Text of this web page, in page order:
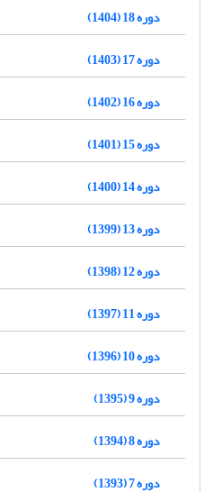
دوره 18 (1404)
دوره 17 (1403)
دوره 16 (1402)
دوره 15 (1401)
دوره 14 (1400)
دوره 13 (1399)
دوره 12 (1398)
دوره 11 (1397)
دوره 10 (1396)
دوره 9 (1395)
دوره 8 (1394)
دوره 7 (1393)